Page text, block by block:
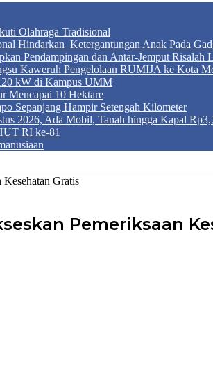
Olahraga Tradisional
Hindarkan Ketergantungan Anak Pada
Pendampingan dan Antar-Jemput Risalah
Kaweruh Pengelolaan RUMIJA ke Kota
kW di Kampus UMM
Mencapai 10 Hektare
Sepanjang Hampir Setengah Kilometer
2026, Ada Mobil, Tanah hingga Kapal
RI ke-81
Gratis
Pemeriksaan